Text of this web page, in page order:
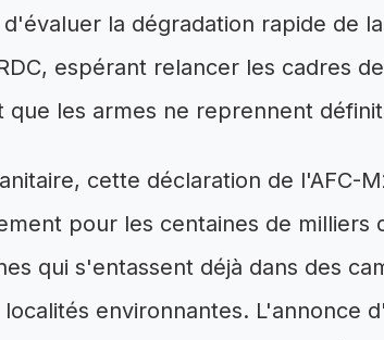
la dégradation rapide de
espérant relancer les cadres
que les armes ne reprennent
cette déclaration de l'AFC-
pour les centaines de milliers
qui s'entassent déjà dans des
environnantes. L'annonce